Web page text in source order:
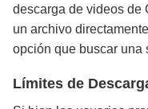
descarga de videos de
un archivo
opción que buscar una
Límites de